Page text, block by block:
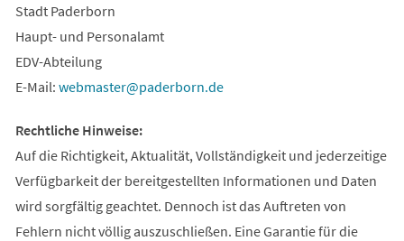
Stadt Paderborn
Haupt- und Personalamt
EDV-Abteilung
E-Mail: webmaster paderborn de
Rechtliche Hinweise:
Auf die Richtigkeit, Aktualität, Vollständigkeit und jederzeitige
Verfügbarkeit der bereitgestellten Informationen und Daten
wird sorgfältig geachtet. Dennoch ist das Auftreten von
Fehlern nicht völlig auszuschließen. Eine Garantie für die